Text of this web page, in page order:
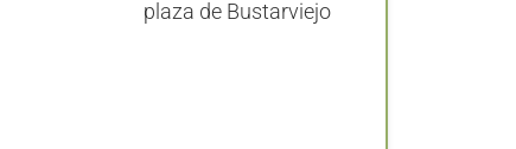
plaza de Bustarviejo